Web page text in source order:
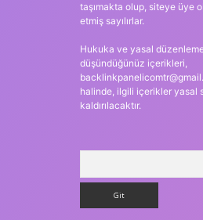
taşımakta olup, siteye üye
etmiş sayılırlar.
Hukuka ve yasal
düşündüğünüz içerikleri,
halinde, ilgili içerikler yasal
kaldırılacaktır.